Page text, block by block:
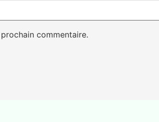
commentaire.